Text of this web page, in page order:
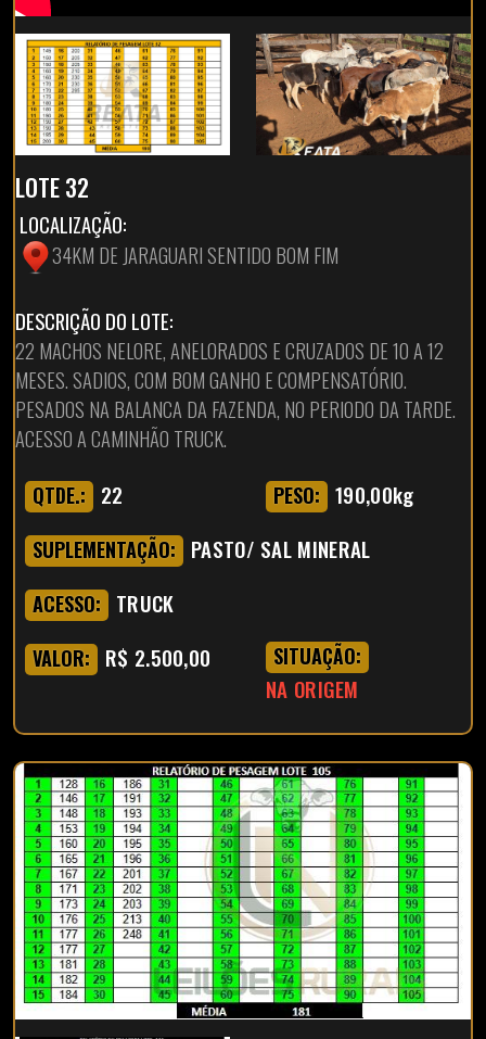
LOTE 32
LOCALIZAÇÃO:
34KM DE JARAGUARI SENTIDO BOM FIM
DESCRIÇÃO DO LOTE:
22 MACHOS NELORE, ANELORADOS E CRUZADOS DE 10 A 12
MESES. SADIOS, COM BOM GANHO E COMPENSATÓRIO.
PESADOS NA BALANCA DA FAZENDA, NO PERIODO DA TARDE.
ACESSO A CAMINHÃO TRUCK.
QTDE.: 22 PESO: 190,00kg
SUPLEMENTAÇÃO: PASTO/ SAL MINERAL
ACESSO: TRUCK
VALOR: R$ 2.500,00 SITUAÇÃO:
NA ORIGEM